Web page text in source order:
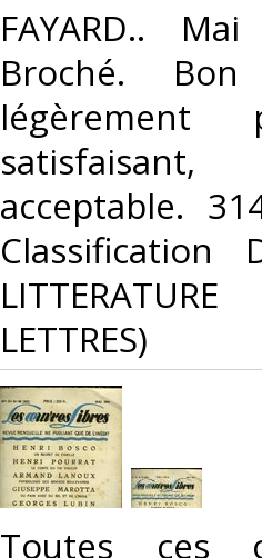
‎FAYARD..
Broché.
légèrement
acceptable.
Classification
LETTRES)‎
‎Toutes ces